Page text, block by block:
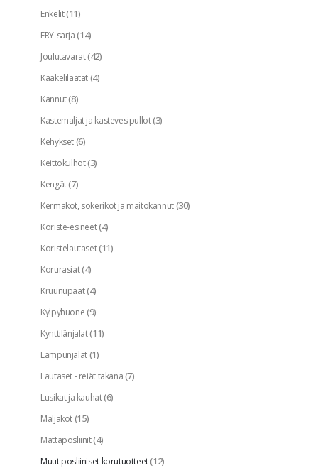
Enkelit(11)
FRY-sarja(14)
Joulutavarat(42)
Kaakelilaatat(4)
Kannut(8)
Kastemaljat ja kastevesipullot(3)
Kehykset(6)
Keittokulhot(3)
Kengät(7)
Kermakot, sokerikot ja maitokannut(30)
Koriste-esineet(4)
Koristelautaset(11)
Korurasiat(4)
Kruunupäät(4)
Kylpyhuone(9)
Kynttilänjalat(11)
Lampunjalat(1)
Lautaset - reiät takana(7)
Lusikat ja kauhat(6)
Maljakot(15)
Mattaposliinit(4)
Muut posliiniset korutuotteet(12)